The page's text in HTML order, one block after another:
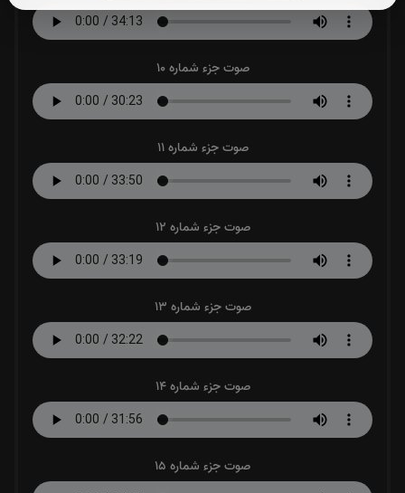
صوت جزء شماره 10
صوت جزء شماره 11
صوت جزء شماره 12
صوت جزء شماره 13
صوت جزء شماره 14
صوت جزء شماره 15